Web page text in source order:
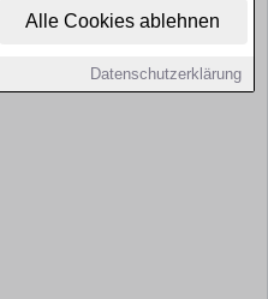
Alle Cookies ablehnen
Datenschutzerklärung